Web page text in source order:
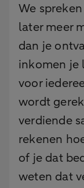
We
later meer
dan je
inkomen je
voor
wordt
verdiende
rekenen
of je dat
weten dat